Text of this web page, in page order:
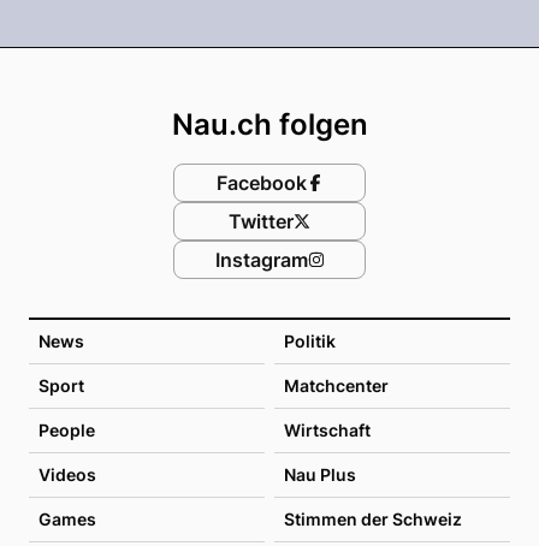
News Politik
Sport Matchcenter
People Wirtschaft
Videos Nau Plus
Games Stimmen der Schweiz
Nau.ch folgen
Facebook
Twitter
Instagram